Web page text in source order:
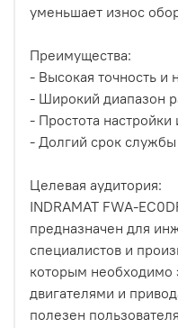
уменьшает износ
Преимущества:
- Высокая точность и
- Широкий диапазон
- Простота настройки
- Долгий срок службы
Целевая аудитория:
INDRAMAT FWA-
предназначен для
специалистов и
которым необходимо
двигателями и
полезен